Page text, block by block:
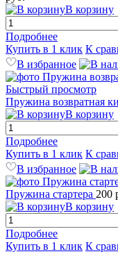
В корзину
Подробнее
Купить в 1 клик К
В избранное
Быстрый просмотр
Пружина возвратная
В корзину
Подробнее
Купить в 1 клик К
В избранное
Пружина cтартера 200
В корзину
Подробнее
Купить в 1 клик К